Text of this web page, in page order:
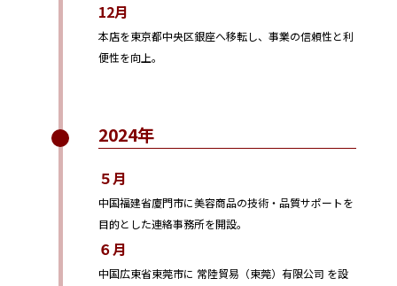
12月
本店を東京都中央区銀座へ移転し、事業の信頼性と利
便性を向上。
2024年
５月
中国福建省廈門市に美容商品の技術・品質サポートを
目的とした連絡事務所を開設。
６月
中国広東省東莞市に 常陸貿易（東莞）有限公司 を設